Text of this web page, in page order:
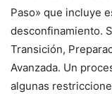
Paso» que incluye
desconfinamiento.
Transición,
Avanzada. Un
algunas